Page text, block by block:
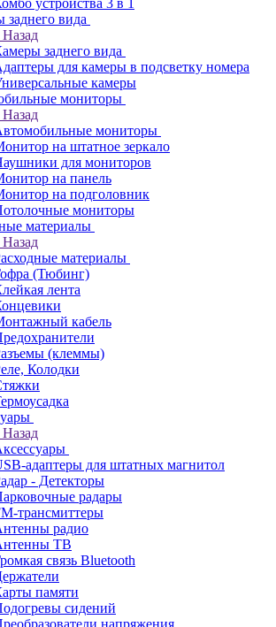
устройства 3 в 1
заднего вида
Назад
заднего вида
для камеры в подсветку номера
камеры
мониторы
Назад
мониторы
на штатное зеркало
для мониторов
на панель
на подголовник
мониторы
материалы
Назад
материалы
(Тюбинг)
лента
кабель
(клеммы)
Колодки
Назад
адаптеры для штатных магнитол
- Детекторы
радары
трансмиттеры
радио
ТВ
связь Bluetooth
памяти
сидений
напряжения